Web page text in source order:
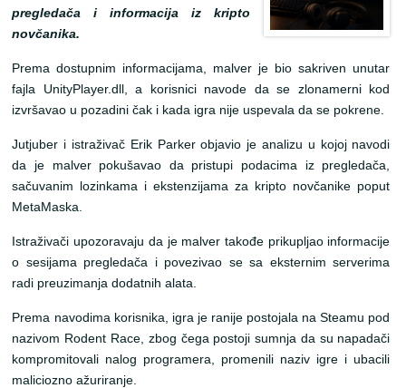
pregledača i informacija iz kripto
novčanika.
Prema dostupnim informacijama, malver je bio sakriven unutar
fajla UnityPlayer.dll, a korisnici navode da se zlonamerni kod
izvršavao u pozadini čak i kada igra nije uspevala da se pokrene.
Jutjuber i istraživač Erik Parker objavio je analizu u kojoj navodi
da je malver pokušavao da pristupi podacima iz pregledača,
sačuvanim lozinkama i ekstenzijama za kripto novčanike poput
MetaMaska.
Istraživači upozoravaju da je malver takođe prikupljao informacije
o sesijama pregledača i povezivao se sa eksternim serverima
radi preuzimanja dodatnih alata.
Prema navodima korisnika, igra je ranije postojala na Steamu pod
nazivom Rodent Race, zbog čega postoji sumnja da su napadači
kompromitovali nalog programera, promenili naziv igre i ubacili
maliciozno ažuriranje.